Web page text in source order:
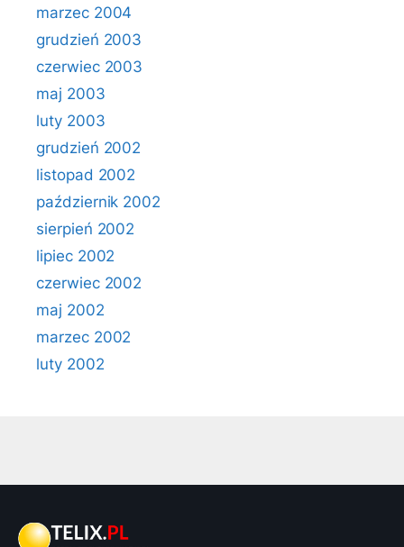
marzec 2004
grudzień 2003
czerwiec 2003
maj 2003
luty 2003
grudzień 2002
listopad 2002
październik 2002
sierpień 2002
lipiec 2002
czerwiec 2002
maj 2002
marzec 2002
luty 2002